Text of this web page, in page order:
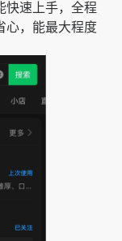
快速上手，全程
心，能最大程度